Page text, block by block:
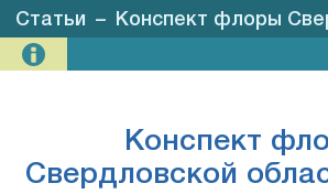
Статьи – Конспект флоры Свердловской области. Часть I: Споровые и
Конспект
Свердловской